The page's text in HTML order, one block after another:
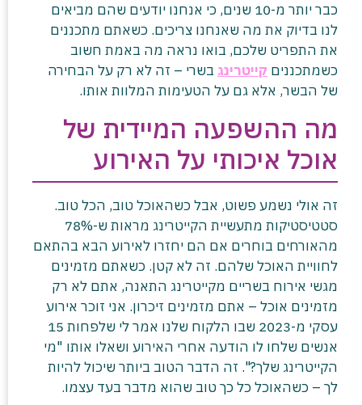
כבר יותר מ-10 שנים, כי אנחנו יודעים שהם מביאים
לנו בדיוק את מה שאנחנו צריכים. כשאתם מתכננים
את התפריט שלכם, בואו נראה מה באמת חשוב
כשמתכננים קייטרינג בשרי – זה לא רק על הבחירה
של הבשר, אלא גם על הטעימות המלוות אותו.
מה ההשפעה המיידית של
אוכל איכותי על האירוע
זה אולי נשמע פשוט, אבל כשהאוכל טוב, הכל טוב.
סטטיסטיקות מתעשיית הקייטרינג מראות ש-78%
מהאורחים בוחרים אם הם יחזרו לאירוע הבא בהתאם
לחוויית האוכל שלהם. זה לא קטן. כשאתם מזמינים
מגשי אירוח בשריים מקייטרינג התאנה, אתם לא רק
מזמינים אוכל – אתם מזמינים זיכרון. אני זוכר אירוע
עסקי מ-2023 שבו הלקוח שלנו אמר לי שלפחות 15
אנשים שלחו לו הודעה אחרי האירוע ושאלו אותו "מי
הקייטרינג שלך?". זה הדבר הטוב ביותר שיכול להיות
לך – כשהאוכל כל כך טוב שהוא מדבר בעד עצמו.